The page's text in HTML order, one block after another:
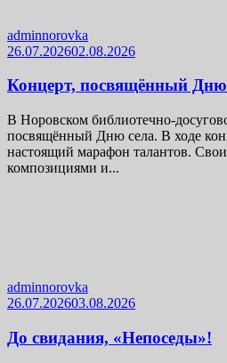
adminnorovka
26.07.202602.08.2026
Концерт, посвящённый Дню
В Норовском библиотечно-
посвящённый Дню села. В ходе
настоящий марафон талантов.
композициями и...
adminnorovka
26.07.202603.08.2026
До свидания, «Непоседы»!